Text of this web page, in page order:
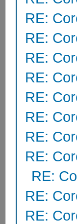
RE:
RE:
RE:
RE:
RE:
RE:
RE:
RE:
RE:
RE:
RE: